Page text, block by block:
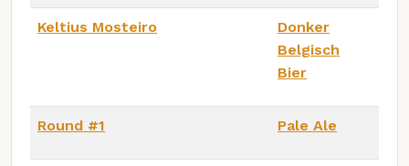
Keltius Mosteiro
Donker
Belgisch
Bier
Round #1 Pale Ale